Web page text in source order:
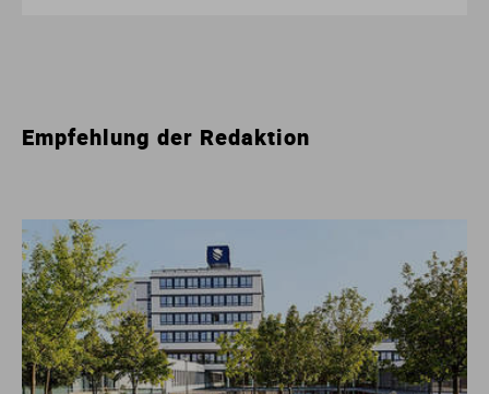
Empfehlung der Redaktion